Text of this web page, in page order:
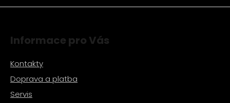
Informace pro Vás
Kontakty
Doprava a platba
Servis